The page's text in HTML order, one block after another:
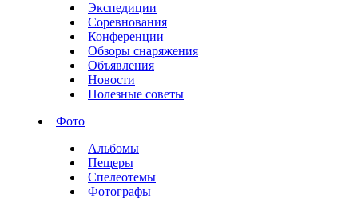
Экспедиции
Соревнования
Конференции
Обзоры снаряжения
Объявления
Новости
Полезные советы
Фото
Альбомы
Пещеры
Спелеотемы
Фотографы